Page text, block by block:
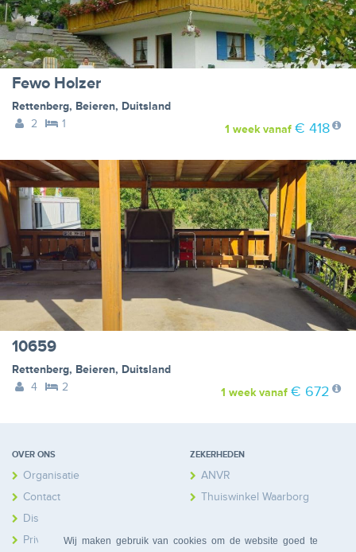
Wij maken gebruik van cookies om de website goed te
Fewo Holzer
Rettenberg, Beieren, Duitsland
2
1 1 weekvanaf € 418
10659
Rettenberg, Beieren, Duitsland
4
2 1 weekvanaf € 672
OVER ONS
Organisatie
Contact
Disclaimer
Privacy
ZEKERHEDEN
ANVR
Thuiswinkel Waarborg